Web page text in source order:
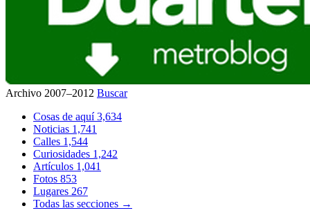
Archivo 2007–2012 Buscar
Cosas de aquí3,634
Noticias 1,741
Calles 1,544
Curiosidades 1,242
Artículos 1,041
Fotos 853
Lugares 267
Todas las secciones →